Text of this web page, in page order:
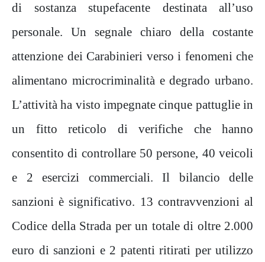
di sostanza stupefacente destinata all’uso
personale. Un segnale chiaro della costante
attenzione dei Carabinieri verso i fenomeni che
alimentano microcriminalità e degrado urbano.
L’attività ha visto impegnate cinque pattuglie in
un fitto reticolo di verifiche che hanno
consentito di controllare 50 persone, 40 veicoli
e 2 esercizi commerciali. Il bilancio delle
sanzioni è significativo. 13 contravvenzioni al
Codice della Strada per un totale di oltre 2.000
euro di sanzioni e 2 patenti ritirati per utilizzo